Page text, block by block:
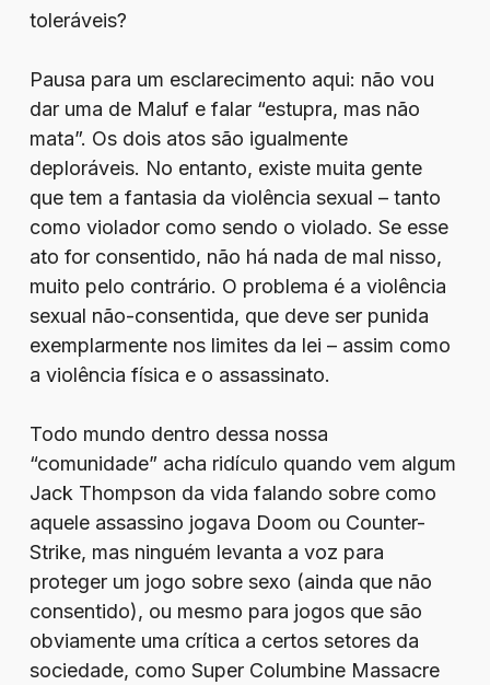
toleráveis?
Pausa para um esclarecimento aqui: não vou
dar uma de Maluf e falar “estupra, mas não
mata”. Os dois atos são igualmente
deploráveis. No entanto, existe muita gente
que tem a fantasia da violência sexual – tanto
como violador como sendo o violado. Se esse
ato for consentido, não há nada de mal nisso,
muito pelo contrário. O problema é a violência
sexual não-consentida, que deve ser punida
exemplarmente nos limites da lei – assim como
a violência física e o assassinato.
Todo mundo dentro dessa nossa
“comunidade” acha ridículo quando vem algum
Jack Thompson da vida falando sobre como
aquele assassino jogava Doom ou Counter-
Strike, mas ninguém levanta a voz para
proteger um jogo sobre sexo (ainda que não
consentido), ou mesmo para jogos que são
obviamente uma crítica a certos setores da
sociedade, como Super Columbine Massacre